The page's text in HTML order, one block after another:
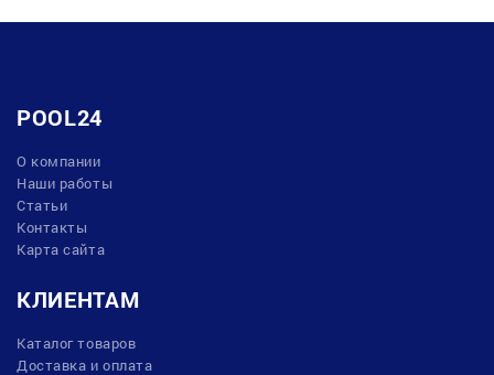
POOL24
О компании
Наши работы
Статьи
Контакты
Карта сайта
КЛИЕНТАМ
Каталог товаров
Доставка и оплата